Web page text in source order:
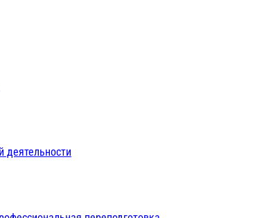
деятельности